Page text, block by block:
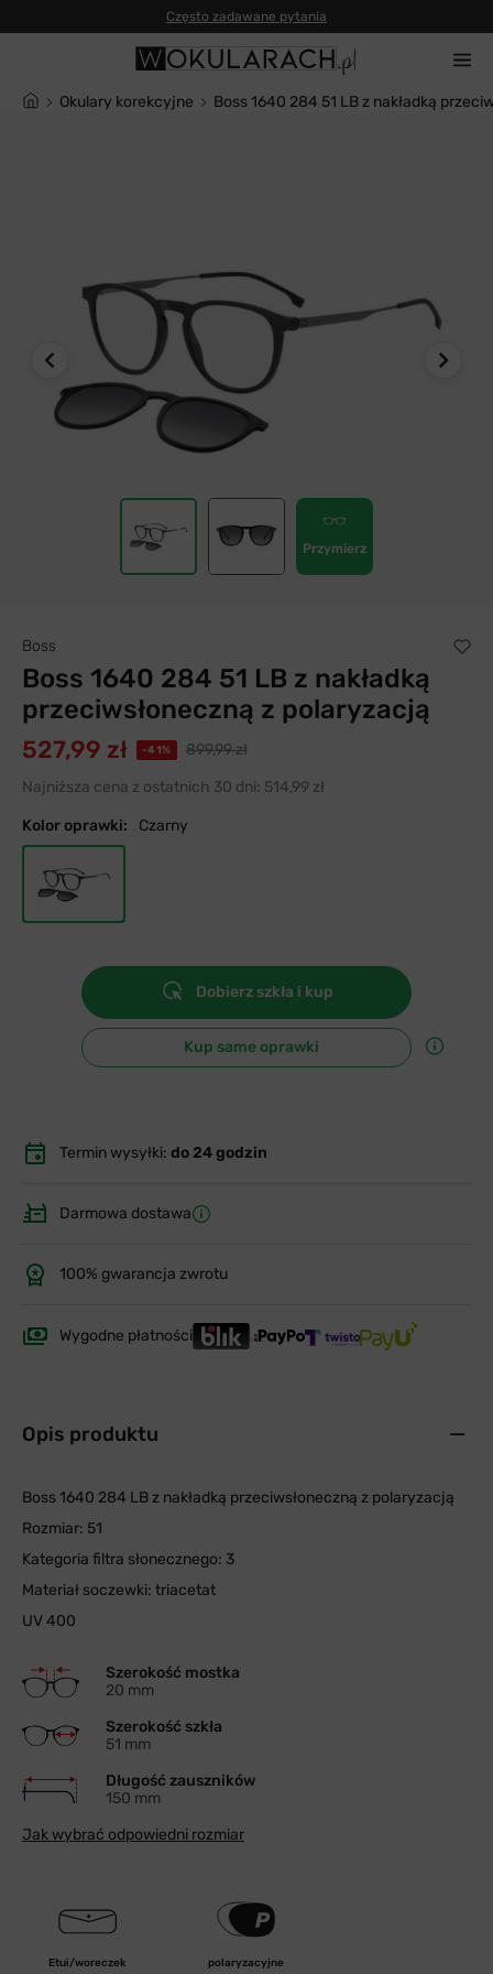
Często zadawane pytania
Okulary korekcyjne Boss 1640 284 51 LB z nakładką
Przymierz
Boss
Boss 1640 284 51 LB z nakładką
przeciwsłoneczną z polaryzacją
527,99 zł -41%
899,99 zł
Najniższa cena z ostatnich 30 dni: 514,99 zł
Kolor oprawki: Czarny
Dobierz szkła i kup
Kup same oprawki
Termin wysyłki: do 24 godzin
Darmowa dostawa
100% gwarancja zwrotu
Wygodne płatności
Opis produktu
Boss 1640 284 LB z nakładką przeciwsłoneczną z polaryzacją
Rozmiar: 51
Kategoria filtra słonecznego: 3
Materiał soczewki: triacetat
UV 400
Szerokość mostka
20 mm
Szerokość szkła
51 mm
Długość zauszników
150 mm
Jak wybrać odpowiedni rozmiar
Etui/woreczek polaryzacyjne